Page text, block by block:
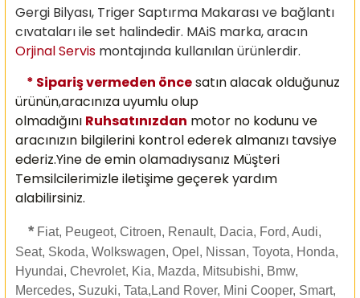
Gergi Bilyası, Triger Saptırma Makarası ve bağlantı
cıvataları ile set halindedir. MAiS marka, aracın
Orjinal Servis montajında kullanılan ürünlerdir.
* Sipariş vermeden öncesatın alacak olduğunuz
ürünün,aracınıza uyumlu olup
olmadığını Ruhsatınızdan motor no kodunu ve
aracınızın bilgilerini kontrol ederek almanızı tavsiye
ederiz.Yine de emin olamadıysanız Müşteri
Temsilcilerimizle iletişime geçerek yardım
alabilirsiniz.
* Fiat, Peugeot, Citroen, Renault, Dacia, Ford, Audi,
Seat, Skoda, Wolkswagen, Opel, Nissan, Toyota, Honda,
Hyundai, Chevrolet, Kia, Mazda, Mitsubishi, Bmw,
Mercedes, Suzuki, Tata,Land Rover, Mini Cooper, Smart,